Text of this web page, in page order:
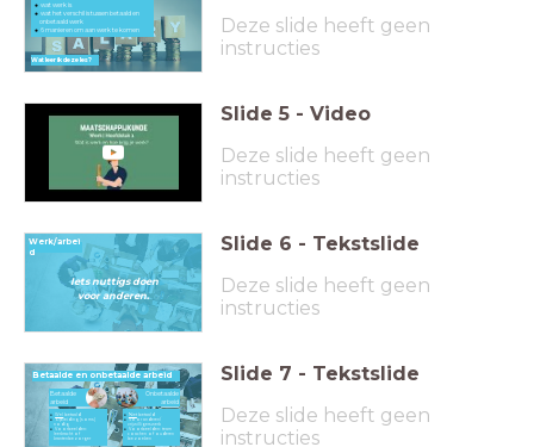
Wat leer ik deze les?
wat werk is
wat het verschil is tussen betaald en
onbetaald werk
6 manieren om aan werk te komen
Deze slide heeft geen
instructies
Slide 5 - Video
Deze slide heeft geen
instructies
Werk/arbei
d
Iets nuttigs doen
voor anderen.
Slide 6 - Tekstslide
Deze slide heeft geen
instructies
Betaalde en onbetaalde arbeid
Betaalde
arbeid
Onbetaalde
arbeid
Wel
betaald
Opleiding (soms)
nodig
Voorbeelden:
leerkracht of
krantenbezorger
Nietbetaald
Voor anderen/
vrijwilligerswerk
Voorbeelden: team
coachen of ouderen
bezoeken
Slide 7 - Tekstslide
Deze slide heeft geen
instructies